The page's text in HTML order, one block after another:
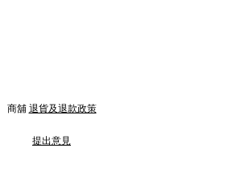
商舖 退貨及退款政策
提出意見